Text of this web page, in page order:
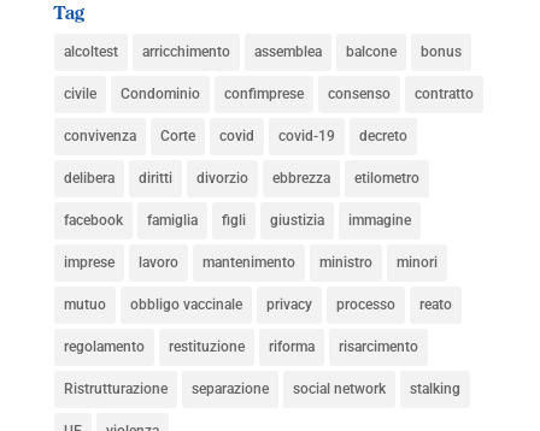
Tag
alcoltest arricchimento assemblea balcone bonus
civile Condominio confimprese consenso contratto
convivenza Corte covid covid-19 decreto
delibera diritti divorzio ebbrezza etilometro
facebook famiglia figli giustizia immagine
imprese lavoro mantenimento ministro minori
mutuo obbligo vaccinale privacy processo reato
regolamento restituzione riforma risarcimento
Ristrutturazione separazione social network stalking